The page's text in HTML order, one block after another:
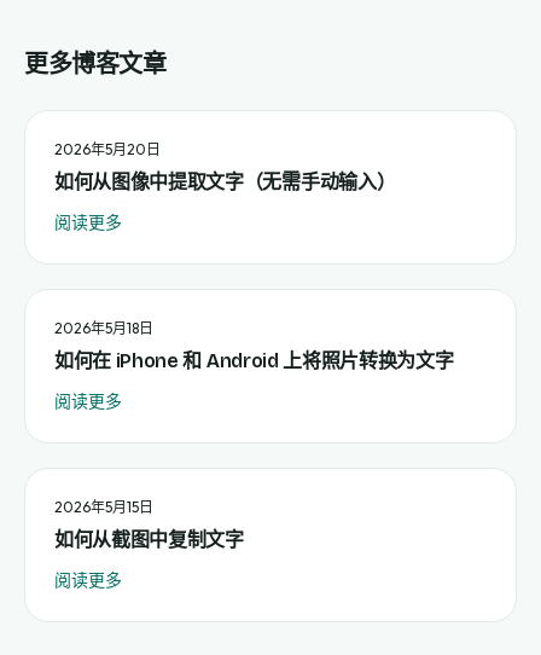
更多博客文章
2026年5月20日
如何从图像中提取文字（无需手动输入）
阅读更多
2026年5月18日
如何在 iPhone 和 Android 上将照片转换为文字
阅读更多
2026年5月15日
如何从截图中复制文字
阅读更多